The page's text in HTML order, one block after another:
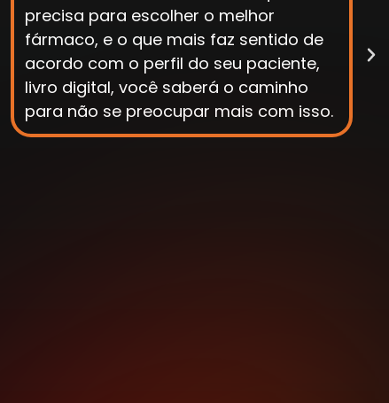
Essa é uma das perguntas mais
pertinentes, e vou te mostrar como
parar com essa insegurança sabendo
fazer as perguntas certas e
calculando as dosagens.